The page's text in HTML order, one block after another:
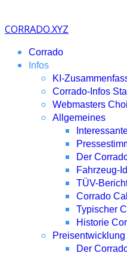
CORRADO.XYZ
Corrado
Infos
KI-
Corrado-Infos
Webmasters
Allgemeines
Der
Fahrzeug-
TÜV-
Corrado
Typischer
Historie
Preisentwicklung
Der